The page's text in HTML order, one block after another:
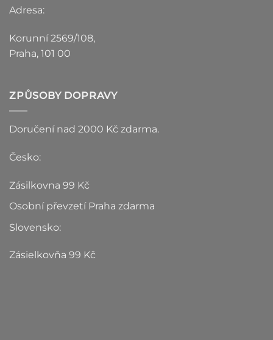
Adresa:
Korunní 2569/108,
Praha, 101 00
ZPŮSOBY DOPRAVY
Doručení nad 2000 Kč zdarma.
Česko:
Zásilkovna 99 Kč
Osobní převzetí Praha zdarma
Slovensko:
Zásielkovňa 99 Kč